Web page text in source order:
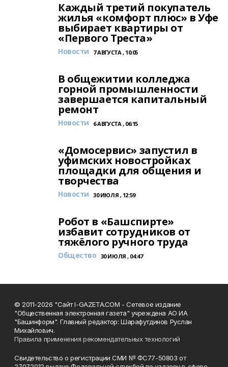
Каждый третий покупатель
жилья «комфорт плюс» в Уфе
выбирает квартиры от
«Первого Треста»
Новости 7 АВГУСТА , 10:05
В общежитии колледжа
горной промышленности
завершается капитальный
ремонт
Новости 6 АВГУСТА , 06:15
«Домосервис» запустил в
уфимских новостройках
площадки для общения и
творчества
Новости 30 ИЮЛЯ , 12:59
Робот в «Башспирте»
избавит сотрудников от
тяжёлого ручного труда
Общество 30 ИЮЛЯ , 04:47
© 2011-2026 "Сайт I-GAZETA.COM - Сетевое издание
"Общественная электронная газета" учреждена АО ИА
"Башинформ". Главный редактор: Шарафутдинов Руслан
Михайлович.
Правила применения рекомендательных технологий
Свидетельство о регистрации СМИ № ФС77-50803 от